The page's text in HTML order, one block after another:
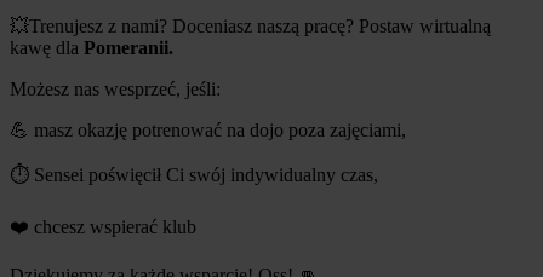
💥Trenujesz z nami? Doceniasz naszą pracę? Postaw wirtualną
kawę dla Pomeranii.
Możesz nas wesprzeć, jeśli:
💪 masz okazję potrenować na dojo poza zajęciami,
⏱️ Sensei poświęcił Ci swój indywidualny czas,
❤️ chcesz wspierać klub